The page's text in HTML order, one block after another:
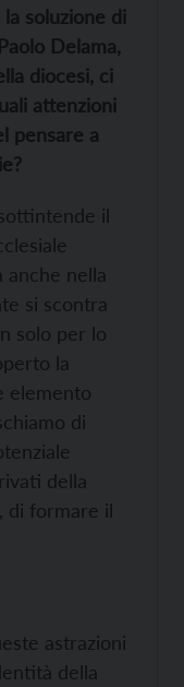
soluzione di
Delama,
diocesi, ci
attenzioni
pensare a
il
anche nella
si scontra
solo per lo
la
elemento
di
della
di formare il
astrazioni
della